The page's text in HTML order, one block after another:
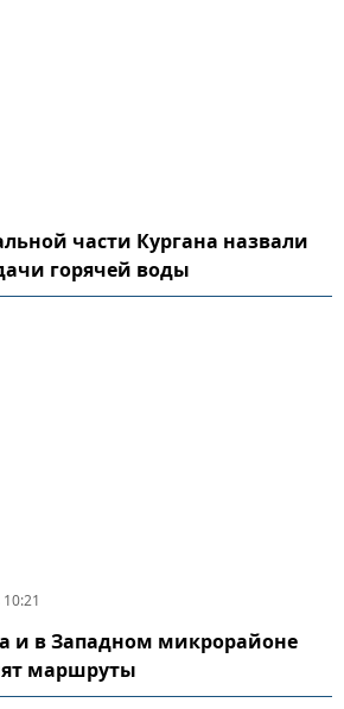
части Кургана назвали
горячей воды
и в Западном микрорайоне
маршруты